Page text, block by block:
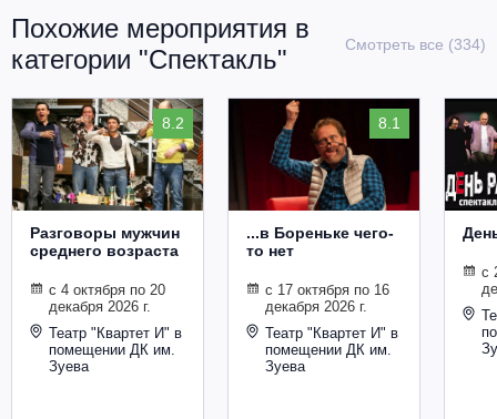
Похожие мероприятия в
категории "Спектакль"
Смотреть все (334)
8.2
Разговоры мужчин
среднего возраста
с 4 октября по 20
декабря 2026 г.
Театр "Квартет И" в
помещении ДК им.
Зуева
8.1
...в Бореньке чего-
то нет
с 17 октября по 16
декабря 2026 г.
Театр "Квартет И" в
помещении ДК им.
Зуева
с